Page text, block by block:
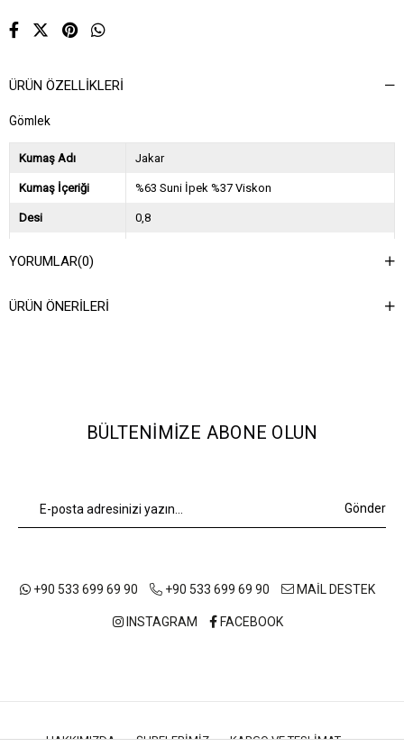
ÜRÜN ÖZELLIKLERI
Gömlek
Kumaş Adı Jakar
Kumaş İçeriği %63 Suni İpek %37 Viskon
Desi 0,8
Asorti Bilgisi
YORUMLAR(0)
ÜRÜN ÖNERILERI
BÜLTENIMIZE ABONE OLUN
Gönder
+90 533 699 69 90 +90 533 699 69 90 MAİL DESTEK
INSTAGRAM FACEBOOK
HAKKIMIZDA ŞUBELERIMIZ
KARGO VE TESLIMAT